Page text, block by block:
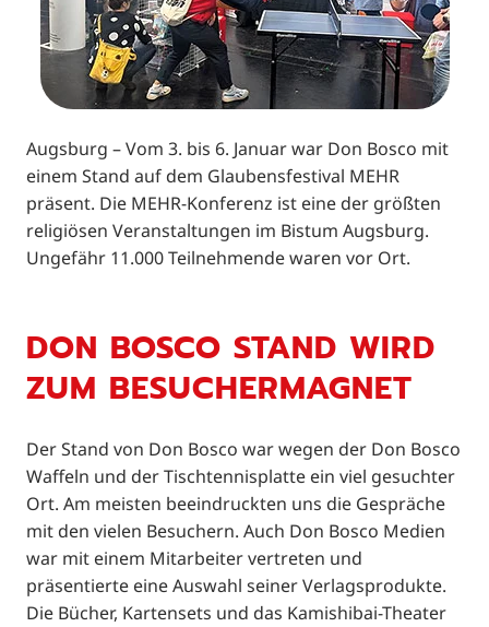
Augsburg – Vom 3. bis 6. Januar war Don Bosco mit
einem Stand auf dem Glaubensfestival MEHR
präsent. Die MEHR-Konferenz ist eine der größten
religiösen Veranstaltungen im Bistum Augsburg.
Ungefähr 11.000 Teilnehmende waren vor Ort.
DON BOSCO STAND WIRD
ZUM BESUCHERMAGNET
Der Stand von Don Bosco war wegen der Don Bosco
Waffeln und der Tischtennisplatte ein viel gesuchter
Ort. Am meisten beeindruckten uns die Gespräche
mit den vielen Besuchern. Auch Don Bosco Medien
war mit einem Mitarbeiter vertreten und
präsentierte eine Auswahl seiner Verlagsprodukte.
Die Bücher, Kartensets und das Kamishibai-Theater